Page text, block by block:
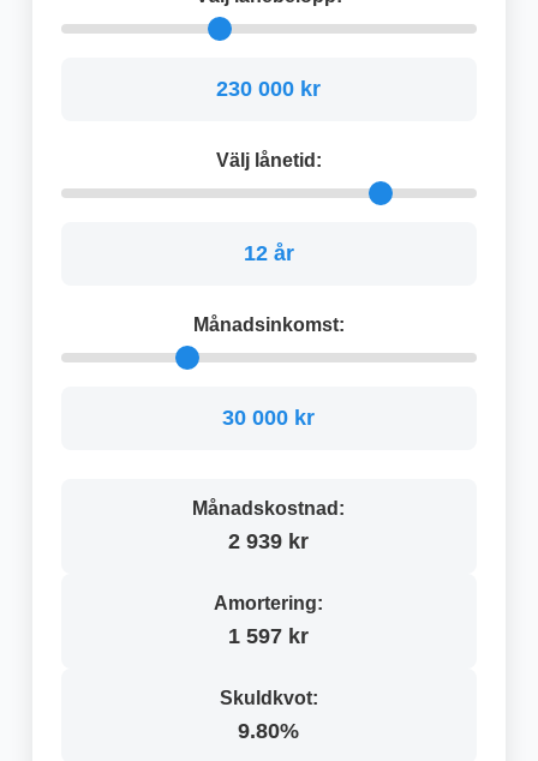
230 000 kr
Välj lånetid:
12 år
Månadsinkomst:
30 000 kr
Månadskostnad:
2 939 kr
Amortering:
1 597 kr
Skuldkvot:
9.80%